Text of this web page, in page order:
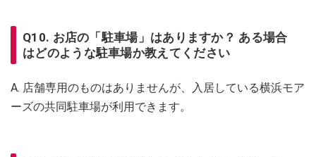
Q10. お店の「駐車場」はありますか？ ある場合
はどのような駐車場か教えてください
A. 店舗専用のものはありませんが、入居している横浜モア
ーズの共同駐車場が利用できます。